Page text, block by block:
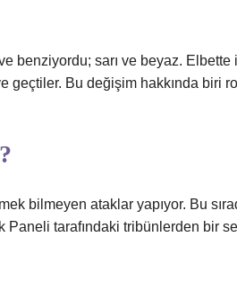
benziyordu; sarı ve beyaz. Elbette
geçtiler. Bu değişim hakkında biri
bilmeyen ataklar yapıyor. Bu
Paneli tarafındaki tribünlerden bir